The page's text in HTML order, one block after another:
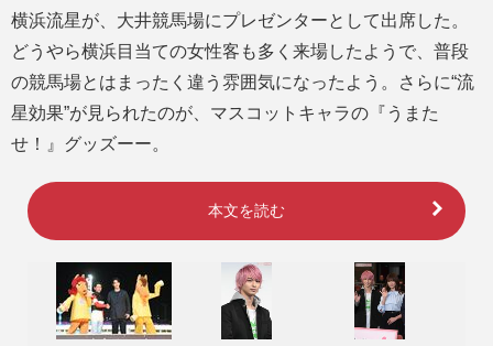
横浜流星が、大井競馬場にプレゼンターとして出席した。
どうやら横浜目当ての女性客も多く来場したようで、普段
の競馬場とはまったく違う雰囲気になったよう。さらに“流
星効果”が見られたのが、マスコットキャラの『うまた
せ！』グッズーー。
本文を読む